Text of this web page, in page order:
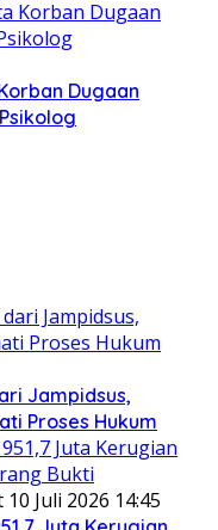
Dugaan
Jampidsus,
Proses Hukum
10 Juli 2026 14:45